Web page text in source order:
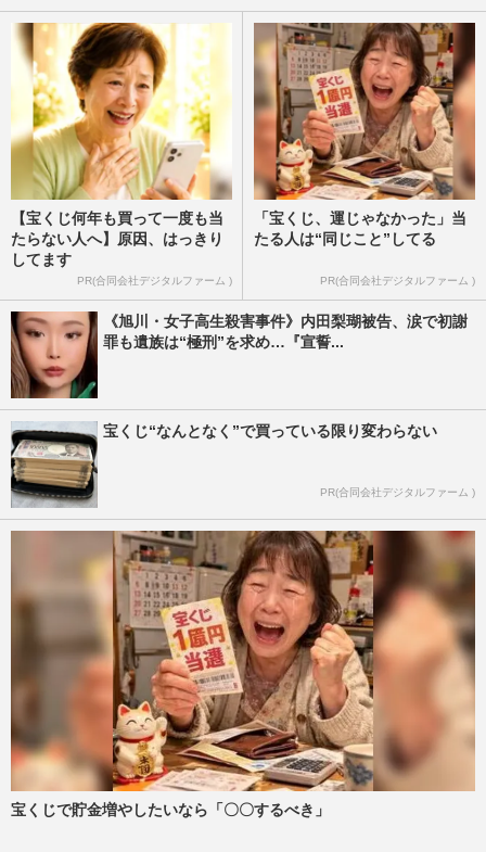
【宝くじ何年も買って一度も当
たらない人へ】原因、はっきり
してます
PR(合同会社デジタルファーム )
「宝くじ、運じゃなかった」当
たる人は“同じこと”してる
PR(合同会社デジタルファーム )
《旭川・女子高生殺害事件》内田梨瑚被告、涙で初謝
罪も遺族は“極刑”を求め…『宣誓...
宝くじ“なんとなく”で買っている限り変わらない
PR(合同会社デジタルファーム )
宝くじで貯金増やしたいなら「〇〇するべき」